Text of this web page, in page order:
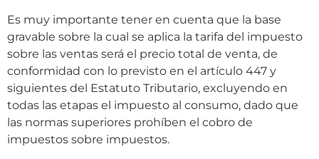
Es muy importante tener en cuenta que la base
gravable sobre la cual se aplica la tarifa del impuesto
sobre las ventas será el precio total de venta, de
conformidad con lo previsto en el artículo 447 y
siguientes del Estatuto Tributario, excluyendo en
todas las etapas el impuesto al consumo, dado que
las normas superiores prohíben el cobro de
impuestos sobre impuestos.